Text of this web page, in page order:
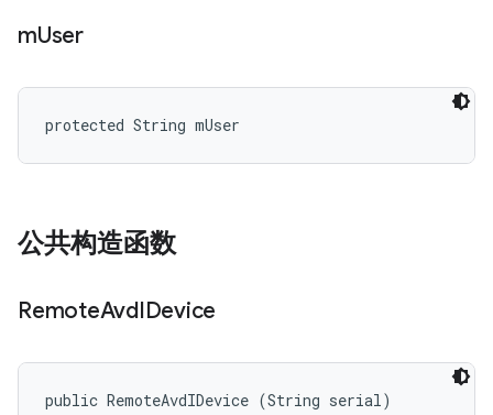
mUser
protected String mUser
公共构造函数
RemoteAvdIDevice
public RemoteAvdIDevice (String serial)